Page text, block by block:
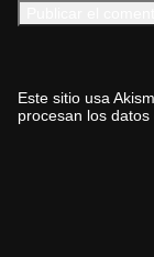
Este sitio usa
procesan los datos